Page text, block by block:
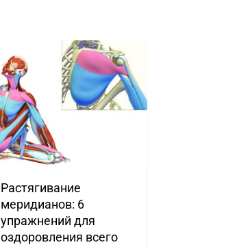
Растягивание
меридианов: 6
упражнений для
оздоровления всего